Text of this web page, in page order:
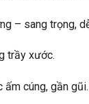
– sang trọng,
trầy xước.
cúng, gần gũi.